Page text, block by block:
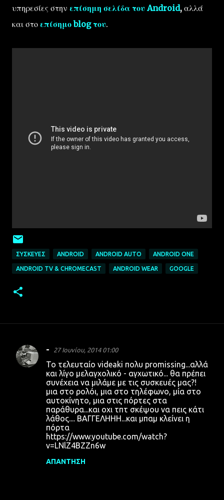
υπηρεσίες στην επίσημη σελίδα του Android, αλλά
και στο επίσημο blog του.
ΣΥΣΚΕΥΈΣ ANDROID ANDROID AUTO ANDROID ONE
ANDROID TV & CHROMECAST ANDROID WEAR GOOGLE
Σ
- 27 Ιουνίου, 2014 01:00
Το τελευταίο videaki πολυ promissing...αλλά
και λίγο μελαγχολικό - αγχωτικό... θα πρέπει
συνέχεια να μιλάμε με τις συσκευές μας?!
μια στο ρολόι, μια στο τηλέφωνο, μία στο
αυτοκίνητο, μια στις πόρτες στα
παράθυρα...και οχι τπτ σκέψου να πεις κάτι
λάθος.... ΒΑΓΓΕΛΗΗΗ...και μπαμ κλείνει η
πόρτα
https://www.youtube.com/watch?
v=LNlZ4BZZn6w
ΑΠΆΝΤΗΣΗ